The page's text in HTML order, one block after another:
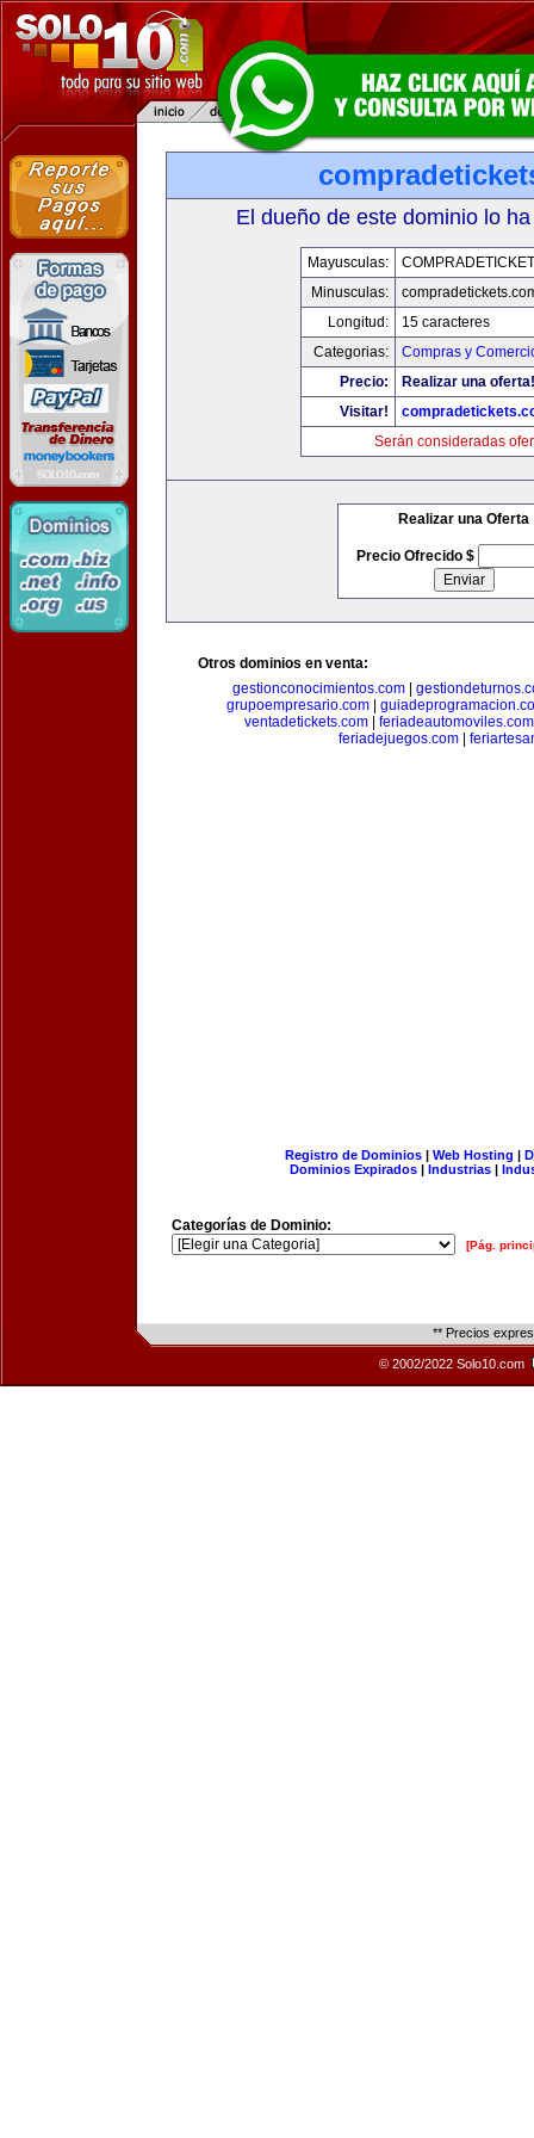
El dueño de este dominio lo
Mayusculas:
Minusculas:
Longitud:
15 caracteres
Categorias:
Compras y
Precio:
Realizar una oferta!
Visitar!
Serán consideradas
Realizar una Oferta
Precio Ofrecido $
Otros dominios en venta:
gestionconocimientos.com
grupoempresario.com|
ventadetickets.com| feriadeautomoviles.com
feriadejuegos.com
Registro de Dominios| Web Hosting |
Dominios Expirados | Industrias |
Categorías de Dominio:
[Pág.
** Precios
© 2002/2022 Solo10.com